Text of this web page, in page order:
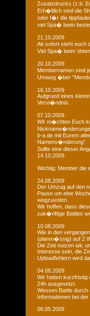
Zusatzdrucks (z.b.
Erh�ltlich sind die
oder f�r die
viel Spa� beim
21.10.2009
Ab sofort steht euch
Viel Spa� beim
20.10.2009
Membernamen sind
Umweg �ber
16.10.2009
Aufgrund eines
Verst�ndnis.
07.10.2009
Wir m�chten Euch
b-a.de mit Eurem
Namens�nderung".
Sollte eine dieser
14.10.2009
Wichtig: Member die
24.08.2009
Der Umzug auf den
Pause um eine
wegzuvoten.
Wir hoffen, dass
zuk�nftige Battles
10.08.2009
Wie in den
(planm�ssig) auf 2
Die Zeit nutzen wir,
Interesse sein, die
Uploadfehlern wird
04.08.2009
Wir hatten kurzfristig
24h ausgesetzt.
Wessen Battle
Informationen bei
06.05.2009